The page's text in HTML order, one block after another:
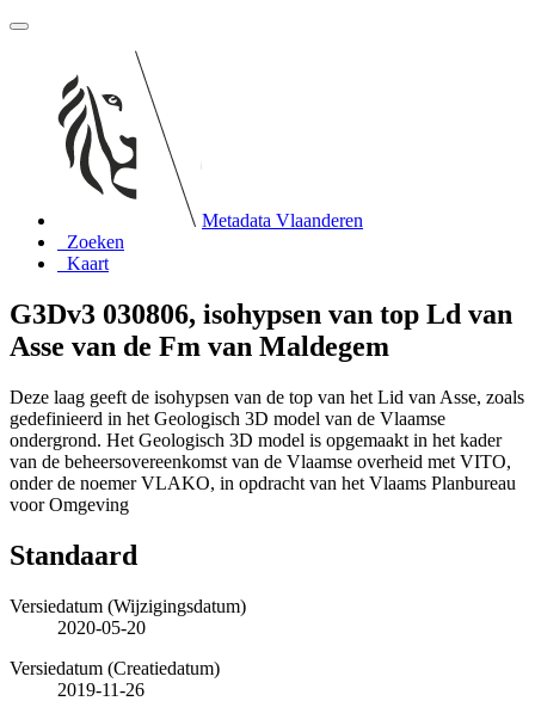
Metadata Vlaanderen
Zoeken
Kaart
G3Dv3 030806, isohypsen van top Ld van
Asse van de Fm van Maldegem
Deze laag geeft de isohypsen van de top van het Lid van Asse, zoals
gedefinieerd in het Geologisch 3D model van de Vlaamse
ondergrond. Het Geologisch 3D model is opgemaakt in het kader
van de beheersovereenkomst van de Vlaamse overheid met VITO,
onder de noemer VLAKO, in opdracht van het Vlaams Planbureau
voor Omgeving
Standaard
Versiedatum (Wijzigingsdatum)
2020-05-20
Versiedatum (Creatiedatum)
2019-11-26